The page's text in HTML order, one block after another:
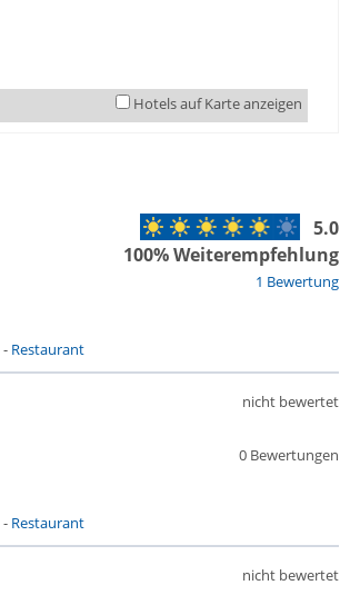
Hotels auf Karte anzeigen
1 Bewertung
5.0
100% Weiterempfehlung
- Restaurant
0 Bewertungen
nicht bewertet
- Restaurant
nicht bewertet